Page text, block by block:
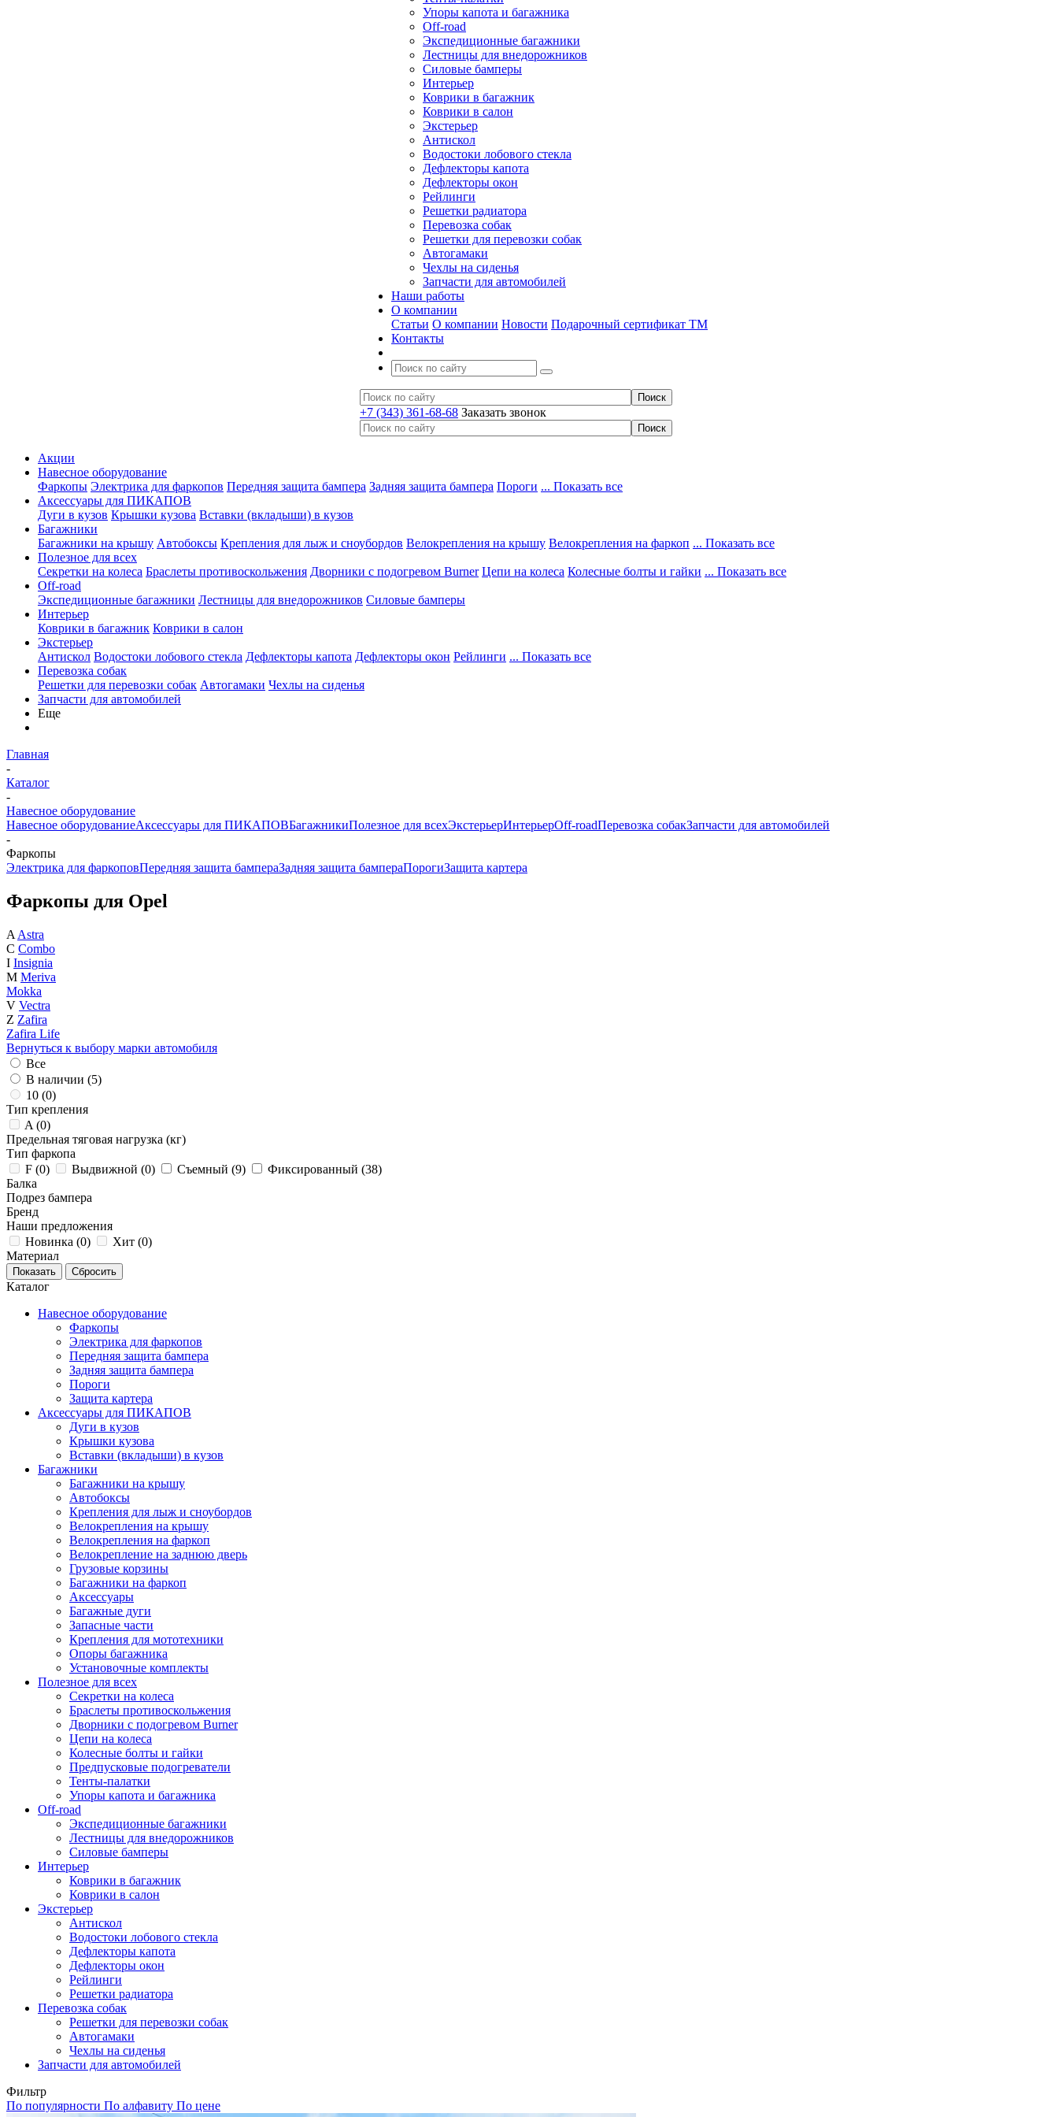
Упоры капота и багажника
Off-road
Экспедиционные багажники
Лестницы для внедорожников
Силовые бамперы
Интерьер
Коврики в багажник
Коврики в салон
Экстерьер
Антискол
Водостоки лобового стекла
Дефлекторы капота
Дефлекторы окон
Рейлинги
Решетки радиатора
Перевозка собак
Решетки для перевозки собак
Автогамаки
Чехлы на сиденья
Запчасти для автомобилей
Наши работы
О компании
Статьи О компании Новости Подарочный сертификат ТМ
Контакты
+7 (343) 361-68-68 Заказать звонок
Акции
Навесное оборудование
Фаркопы Электрика для фаркопов Передняя защита бампера Задняя защита бампера Пороги ... Показать все
Аксессуары для ПИКАПОВ
Дуги в кузов Крышки кузова Вставки (вкладыши) в кузов
Багажники
Багажники на крышу Автобоксы Крепления для лыж и сноубордов Велокрепления на крышу Велокрепления на фаркоп ... Показать все
Полезное для всех
Секретки на колеса Браслеты противоскольжения Дворники с подогревом Burner Цепи на колеса Колесные болты и гайки ... Показать все
Off-road
Экспедиционные багажники Лестницы для внедорожников Силовые бамперы
Интерьер
Коврики в багажник Коврики в салон
Экстерьер
Антискол Водостоки лобового стекла Дефлекторы капота Дефлекторы окон Рейлинги ... Показать все
Перевозка собак
Решетки для перевозки собак Автогамаки Чехлы на сиденья
Запчасти для автомобилей
Еще
Главная
-
Каталог
-
Навесное оборудование
Навесное оборудованиеАксессуары для ПИКАПОВБагажникиПолезное для всехЭкстерьерИнтерьерOff-roadПеревозка собакЗапчасти для автомобилей
-
Фаркопы
Электрика для фаркоповПередняя защита бампераЗадняя защита бампераПорогиЗащита картера
Фаркопы для Opel
A Astra
C Combo
I Insignia
M Meriva
Mokka
V Vectra
Z Zafira
Zafira Life
Вернуться к выбору марки автомобиля
Все
В наличии (5)
10 (0)
Тип крепления
A (0)
Предельная тяговая нагрузка (кг)
Тип фаркопа
F (0) Выдвижной (0) Съемный (9) Фиксированный (38)
Балка
Подрез бампера
Бренд
Наши предложения
Новинка (0) Хит (0)
Материал
Каталог
Навесное оборудование
Фаркопы
Электрика для фаркопов
Передняя защита бампера
Задняя защита бампера
Пороги
Защита картера
Аксессуары для ПИКАПОВ
Дуги в кузов
Крышки кузова
Вставки (вкладыши) в кузов
Багажники
Багажники на крышу
Автобоксы
Крепления для лыж и сноубордов
Велокрепления на крышу
Велокрепления на фаркоп
Велокрепление на заднюю дверь
Грузовые корзины
Багажники на фаркоп
Аксессуары
Багажные дуги
Запасные части
Крепления для мототехники
Опоры багажника
Установочные комплекты
Полезное для всех
Секретки на колеса
Браслеты противоскольжения
Дворники с подогревом Burner
Цепи на колеса
Колесные болты и гайки
Предпусковые подогреватели
Тенты-палатки
Упоры капота и багажника
Off-road
Экспедиционные багажники
Лестницы для внедорожников
Силовые бамперы
Интерьер
Коврики в багажник
Коврики в салон
Экстерьер
Антискол
Водостоки лобового стекла
Дефлекторы капота
Дефлекторы окон
Рейлинги
Решетки радиатора
Перевозка собак
Решетки для перевозки собак
Автогамаки
Чехлы на сиденья
Запчасти для автомобилей
Фильтр
По популярности По алфавиту По цене